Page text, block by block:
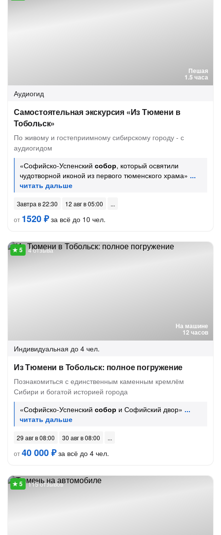
Пешая
1.5 часа
Аудиогид
Самостоятельная экскурсия «Из Тюмени в
Тобольск»
По живому и гостеприимному сибирскому городу - с
аудиогидом
«Софийско-Успенский собор, который освятили
чудотворной иконой из первого тюменского храма»
Завтра в 22:30
12 авг в 05:00
от 1520 ₽за всё до 10 чел.
На машине
12 часов
4 отзыва
Индивидуальная до 4 чел.
Из Тюмени в Тобольск: полное погружение
Познакомиться с единственным каменным кремлём
Сибири и богатой историей города
«Софийско-Успенский собор и Софийский двор»
29 авг в 08:00
30 авг в 08:00
от40 000 ₽за всё до 4 чел.
115 отзывов